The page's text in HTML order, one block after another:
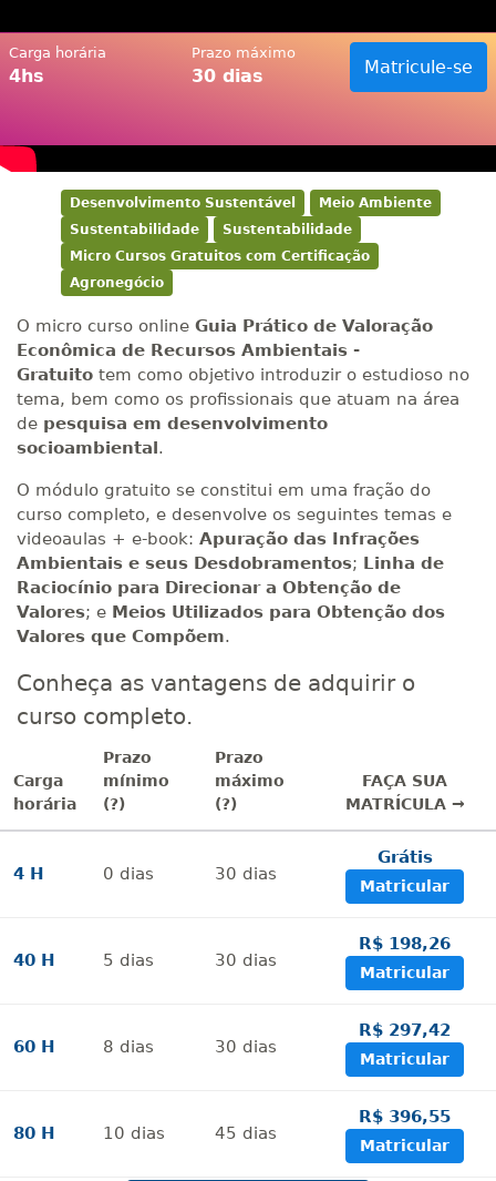
Carga horária
4hs
Prazo máximo
30 dias Matricule-se
Desenvolvimento Sustentável
Meio Ambiente
Sustentabilidade
Sustentabilidade
Micro Cursos Gratuitos com Certificação
Agronegócio
O micro curso online Guia Prático de Valoração
Econômica de Recursos Ambientais -
Gratuito tem como objetivo introduzir o estudioso no
tema, bem como os profissionais que atuam na área
de pesquisa em desenvolvimento
socioambiental.
O módulo gratuito se constitui em uma fração do
curso completo, e desenvolve os seguintes temas e
videoaulas + e-book: Apuração das Infrações
Ambientais e seus Desdobramentos; Linha de
Raciocínio para Direcionar a Obtenção de
Valores; e Meios Utilizados para Obtenção dos
Valores que Compõem.
Conheça as vantagens de adquirir o
curso completo.
Carga
horária
Prazo
mínimo
(?)
Prazo
máximo
(?)
FAÇA SUA
MATRÍCULA →
4 H 0 dias 30 dias
Grátis
Matricular
40 H 5 dias 30 dias
R$ 198,26
Matricular
60 H 8 dias 30 dias
R$ 297,42
Matricular
80 H 10 dias 45 dias
R$ 396,55
Matricular